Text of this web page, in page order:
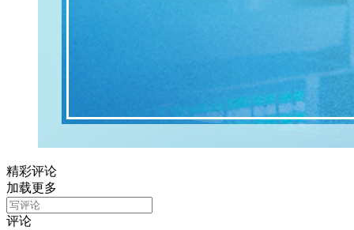
精彩评论
加载更多
评论